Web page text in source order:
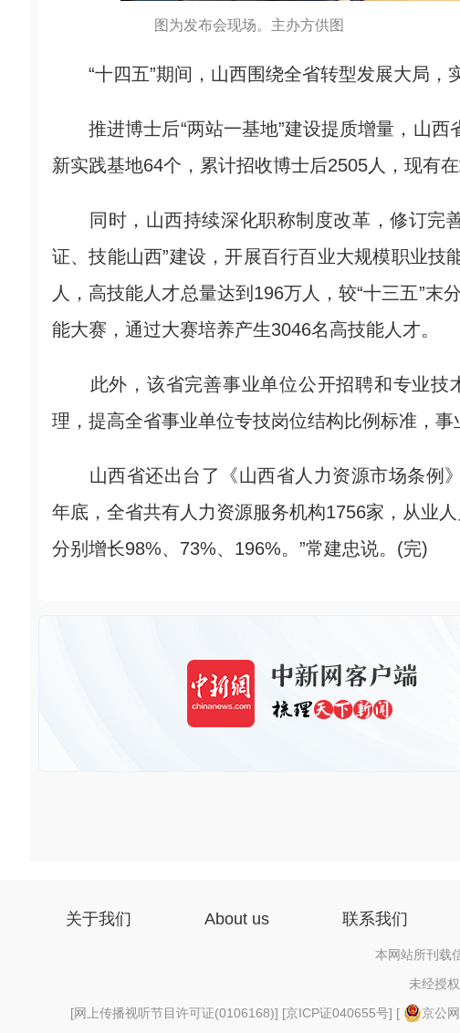
图为发布会现场。主办方供图
“十四五”期间，山西围绕全省转型发展大局，
推进博士后“两站一基地”建设提质增量，山西
新实践基地64个，累计招收博士后2505人，现有
同时，山西持续深化职称制度改革，修订完
证、技能山西”建设，开展百行百业大规模职业
人，高技能人才总量达到196万人，较“十三五”
能大赛，通过大赛培养产生3046名高技能人才。
此外，该省完善事业单位公开招聘和专业技
理，提高全省事业单位专技岗位结构比例标准，事
山西省还出台了《山西省人力资源市场条例》
年底，全省共有人力资源服务机构1756家，从业
分别增长98%、73%、196%。”常建忠说。(完)
关于我们 About us 联系我们
本网站所刊载
未经授
[网上传播视听节目许可证(0106168)] [京ICP证040655号] [ 京公